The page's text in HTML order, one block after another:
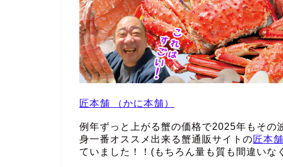
匠本舗 （かに本舗）
例年ずっと上がる蟹の価格で2025年もその
身一番オススメ出来る蟹通販サイトの匠本
ていました！！(もちろん量も質も間違いな